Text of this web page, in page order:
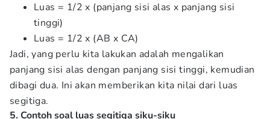
Luas = 1/2 x (panjang sisi alas x panjang sisi
tinggi)
Luas = 1/2 x (AB x CA)
Jadi, yang perlu kita lakukan adalah mengalikan
panjang sisi alas dengan panjang sisi tinggi, kemudian
dibagi dua. Ini akan memberikan kita nilai dari luas
segitiga.
5. Contoh soal luas segitiga siku-siku